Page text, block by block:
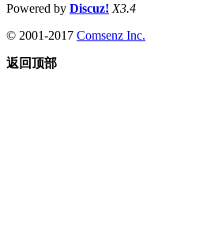
Powered by Discuz! X3.4
© 2001-2017 Comsenz Inc.
返回顶部